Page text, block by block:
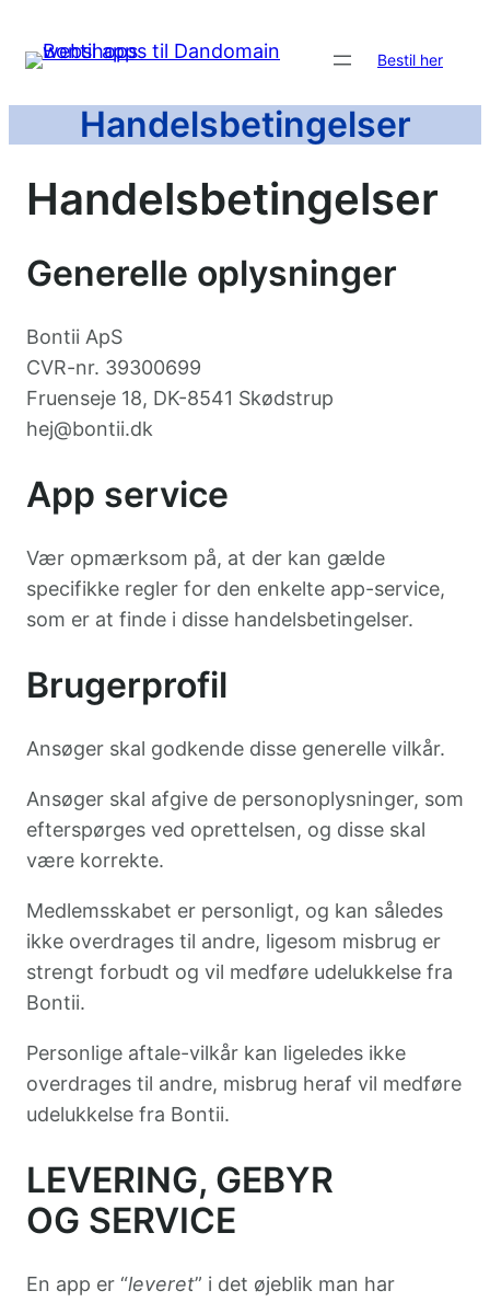
Bestil her
Handelsbetingelser
Handelsbetingelser
Generelle oplysninger
Bontii ApS
CVR-nr. 39300699
Fruenseje 18, DK-8541 Skødstrup
hej@bontii.dk
App service
Vær opmærksom på, at der kan gælde
specifikke regler for den enkelte app-service,
som er at finde i disse handelsbetingelser.
Brugerprofil
Ansøger skal godkende disse generelle vilkår.
Ansøger skal afgive de personoplysninger, som
efterspørges ved oprettelsen, og disse skal
være korrekte.
Medlemsskabet er personligt, og kan således
ikke overdrages til andre, ligesom misbrug er
strengt forbudt og vil medføre udelukkelse fra
Bontii.
Personlige aftale-vilkår kan ligeledes ikke
overdrages til andre, misbrug heraf vil medføre
udelukkelse fra Bontii.
LEVERING, GEBYR
OG SERVICE
En app er “leveret” i det øjeblik man har